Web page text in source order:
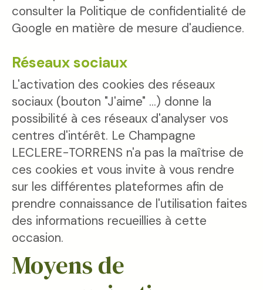
consulter la Politique de confidentialité de
Google en matière de mesure d'audience.
Réseaux sociaux
L'activation des cookies des réseaux
sociaux (bouton "J'aime" ...) donne la
possibilité à ces réseaux d'analyser vos
centres d'intérêt. Le Champagne
LECLERE-TORRENS n'a pas la maîtrise de
ces cookies et vous invite à vous rendre
sur les différentes plateformes afin de
prendre connaissance de l'utilisation faites
des informations recueillies à cette
occasion.
Moyens de